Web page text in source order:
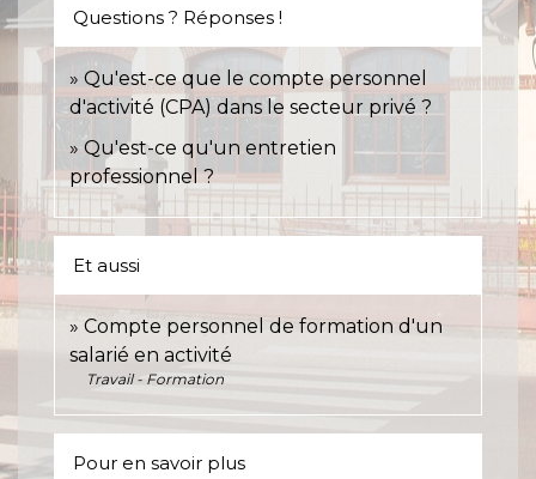
Questions ? Réponses !
Qu'est-ce que le compte personnel
d'activité (CPA) dans le secteur privé ?
Qu'est-ce qu'un entretien
professionnel ?
Et aussi
Compte personnel de formation d'un
salarié en activité
Travail - Formation
Pour en savoir plus